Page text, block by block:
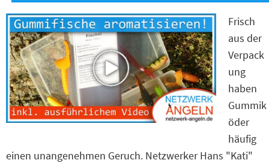
Frisch
aus der
Verpack
ung
haben
Gummik
öder
häufig
einen unangenehmen Geruch. Netzwerker Hans "Kati"